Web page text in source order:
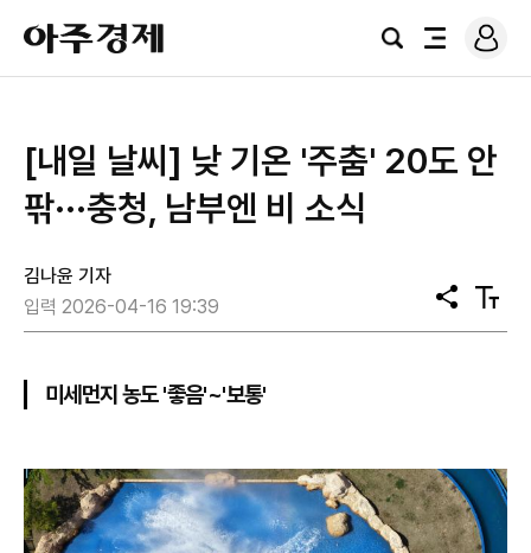
아
주
경
검
전
로
그
[내일 날씨] 낮 기온 '주춤' 20도 안
팎···충청, 남부엔 비 소식
김나윤 기자
입력 2026-04-16 19:39
공
유
텍
스
미세먼지 농도 '좋음'~'보통'